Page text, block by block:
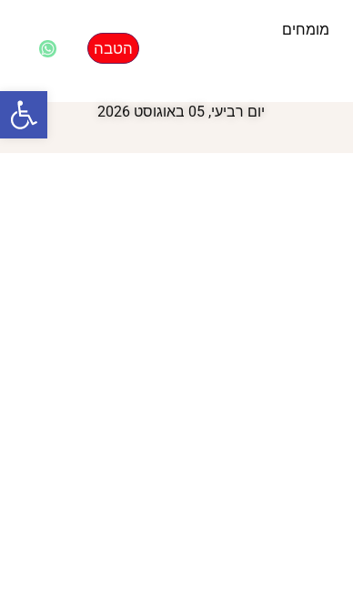
מומחים
הטבה
יום רביעי, 05 באוגוסט 2026 פתח